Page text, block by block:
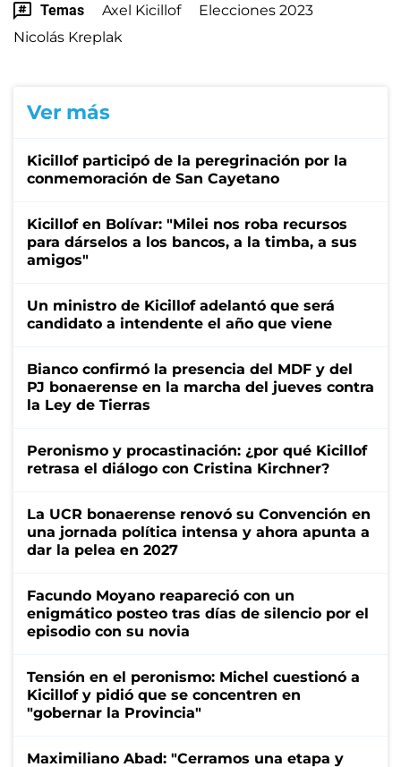
Temas Axel Kicillof
Elecciones 2023
Nicolás Kreplak
Ver más
Kicillof participó de la peregrinación por la
conmemoración de San Cayetano
Kicillof en Bolívar: "Milei nos roba recursos
para dárselos a los bancos, a la timba, a sus
amigos"
Un ministro de Kicillof adelantó que será
candidato a intendente el año que viene
Bianco confirmó la presencia del MDF y del
PJ bonaerense en la marcha del jueves contra
la Ley de Tierras
Peronismo y procastinación: ¿por qué Kicillof
retrasa el diálogo con Cristina Kirchner?
La UCR bonaerense renovó su Convención en
una jornada política intensa y ahora apunta a
dar la pelea en 2027
Facundo Moyano reapareció con un
enigmático posteo tras días de silencio por el
episodio con su novia
Tensión en el peronismo: Michel cuestionó a
Kicillof y pidió que se concentren en
"gobernar la Provincia"
Maximiliano Abad: "Cerramos una etapa y